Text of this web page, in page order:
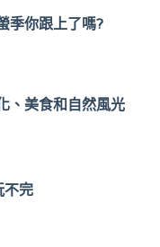
季你跟上了嗎?
、美食和自然風光
不完